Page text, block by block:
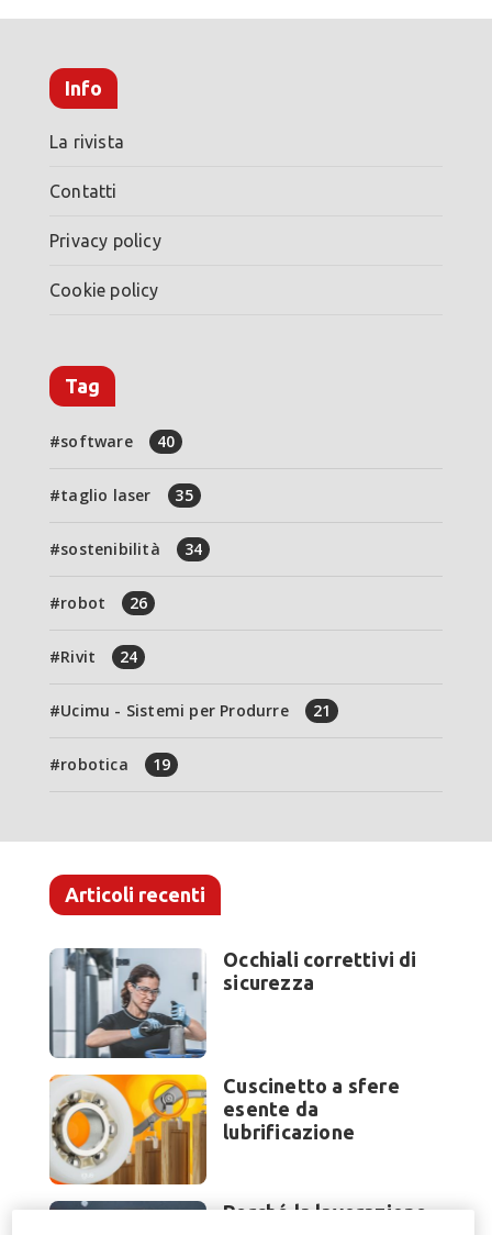
Info
La rivista
Contatti
Privacy policy
Cookie policy
Tag
software 40
taglio laser 35
sostenibilità 34
robot 26
Rivit 24
Ucimu - Sistemi per Produrre 21
robotica 19
Articoli recenti
Occhiali correttivi di
sicurezza
Cuscinetto a sfere
esente da
lubrificazione
Perché la lavorazione